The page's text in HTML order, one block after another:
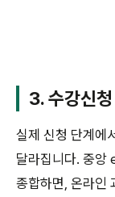
3. 수강신
실제 신청 단계에
달라집니다. 중앙
종합하면, 온라인